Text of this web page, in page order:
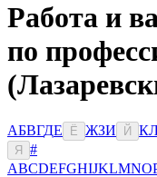
Работа и
по
АБВГДЕ Ё ЖЗИ Й К
Я
#
ABCDEFGHIJKLMNO